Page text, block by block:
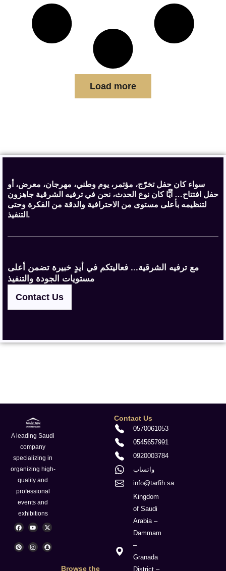
Load more
سواء كان حفل تخرّج، مؤتمر، يوم وطني، مهرجان، معرض، أو
حفل افتتاح… أيًّا كان نوع الحدث، نحن في ترفيه الشرقية جاهزون
لتنظيمه بأعلى مستوى من الاحترافية والدقة من الفكرة وحتى
التنفيذ.
مع ترفيه الشرقية... فعاليتكم في أيدٍ خبيرة تضمن أعلى
مستويات الجودة والتنفيذ
Contact Us
A leading Saudi
company
specializing in
organizing high-
quality and
professional
events and
exhibitions
F
a
c
b
o
Y
o
u
u
b
X
-
t
i
t
P
i
n
e
r
I
n
s
a
g
S
n
a
c
h
Browse the
Contact Us
0570061053
0545657991
0920003784
واتساب
info@tarfih.sa
Kingdom
of Saudi
Arabia –
Dammam
–
Granada
District –